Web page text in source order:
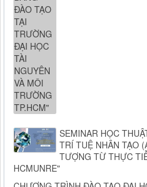
SEMINAR HỌC
TRÍ TUỆ NHÂN TẠO
TƯỢNG TỪ THỰC
HCMUNRE"